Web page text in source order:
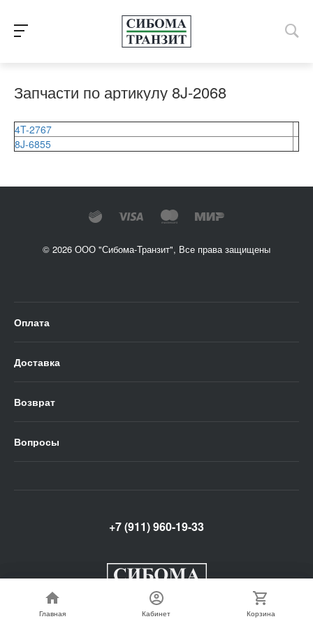
Главная Кабинет Корзина
Главная Кабинет Корзина
Запчасти по артикулу 8J-2068
4T-2767
8J-6855
© 2026 ООО "Сибома-Транзит", Все права защищены
Оплата
Доставка
Возврат
Вопросы
+7 (911) 960-19-33